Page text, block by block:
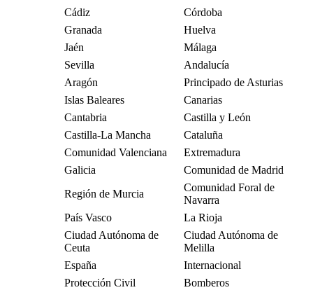
Cádiz
Córdoba
Granada
Huelva
Jaén
Málaga
Sevilla
Andalucía
Aragón
Principado de Asturias
Islas Baleares
Canarias
Cantabria
Castilla y León
Castilla-La Mancha
Cataluña
Comunidad Valenciana
Extremadura
Galicia
Comunidad de Madrid
Región de Murcia
Comunidad Foral de
Navarra
País Vasco
La Rioja
Ciudad Autónoma de
Ceuta
Ciudad Autónoma de
Melilla
España
Internacional
Protección Civil
Bomberos